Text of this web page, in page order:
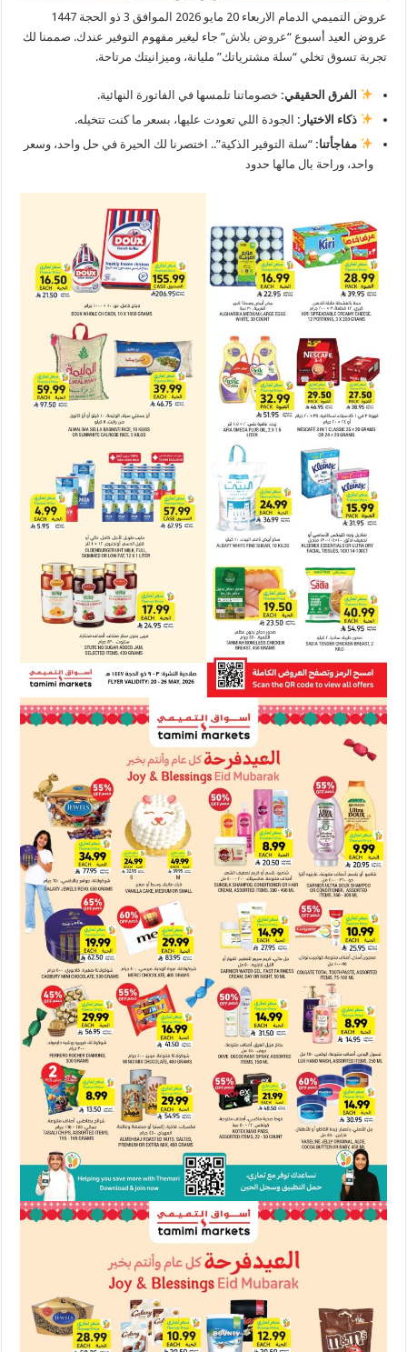
عروض التميمي الدمام الاربعاء 20 مايو 2026 الموافق 3 ذو الحجة 1447
عروض العيد أسبوع “عروض بلاش” جاء ليغير مفهوم التوفير عندك. صممنا لك
تجربة تسوق تخلي “سلة مشترياتك” مليانة، وميزانيتك مرتاحة.
الفرق الحقيقي: خصوماتنا تلمسها في الفاتورة النهائية.
ذكاء الاختيار: الجودة اللي تعودت عليها، بسعر ما كنت تتخيله.
مفاجأتنا: “سلة التوفير الذكية”.. اختصرنا لك الحيرة في حل واحد، وسعر
واحد، وراحة بال مالها حدود